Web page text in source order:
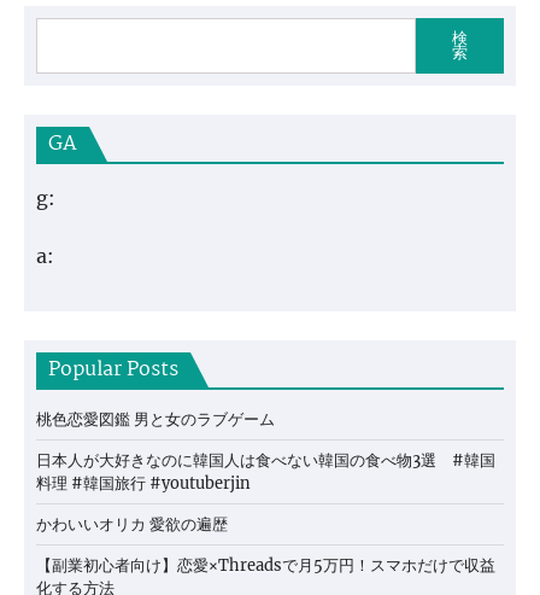
検
索
GA
g:
a:
Popular Posts
桃色恋愛図鑑 男と女のラブゲーム
日本人が大好きなのに韓国人は食べない韓国の食べ物3選 #韓国
料理 #韓国旅行 #youtuberjin
かわいいオリカ 愛欲の遍歴
【副業初心者向け】恋愛×Threadsで月5万円！スマホだけで収益
化する方法